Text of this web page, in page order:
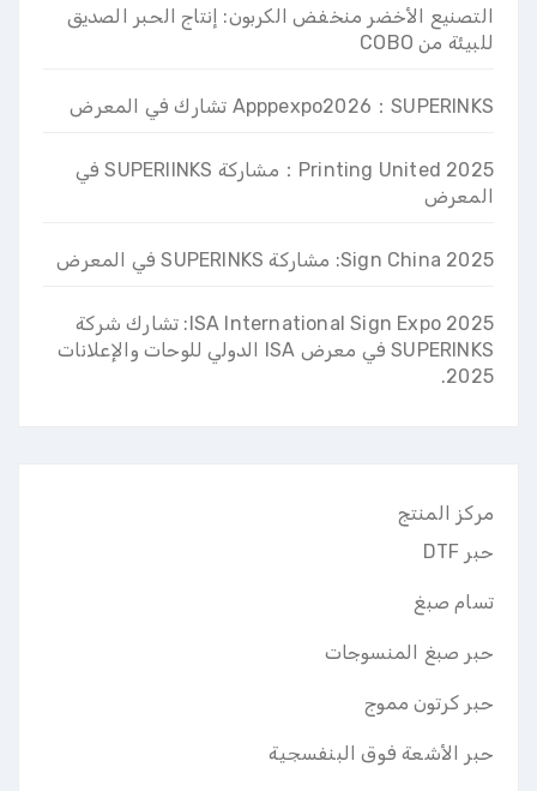
التصنيع الأخضر منخفض الكربون: إنتاج الحبر الصديق
للبيئة من COBO
Apppexpo2026：SUPERINKS تشارك في المعرض
2025 Printing United：مشاركة SUPERIINKS في
المعرض
2025 Sign China: مشاركة SUPERINKS في المعرض
ISA International Sign Expo 2025: تشارك شركة
SUPERINKS في معرض ISA الدولي للوحات والإعلانات
2025.
مركز المنتج
تسام صبغ
حبر صبغ المنسوجات
حبر كرتون مموج
حبر الأشعة فوق البنفسجية